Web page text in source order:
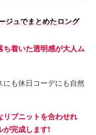
ジュでまとめたロング
ち着いた透明感が大人ム
も休日コーデにも自然
リブニットを合わせれ
が完成します!